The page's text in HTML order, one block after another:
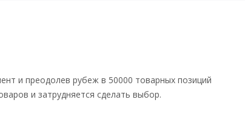
и преодолев рубеж в 50000 товарных позиций
и затрудняется сделать выбор.